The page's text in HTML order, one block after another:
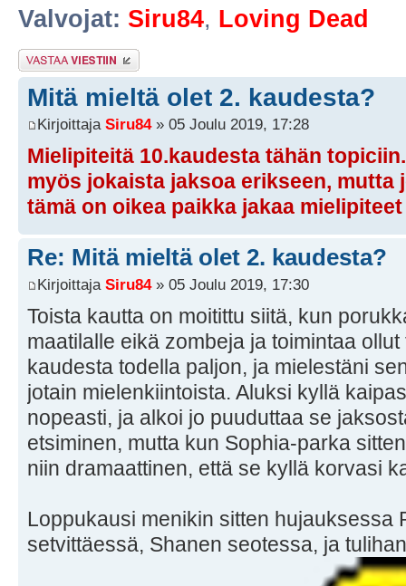
Valvojat: Siru84, Loving Dead
Lähetä vastaus
Mitä mieltä olet 2. kaudesta?
Kirjoittaja Siru84» 05 Joulu 2019, 17:28
Mielipiteitä 10.kaudesta tähän
myös jokaista jaksoa erikseen, mutta
tämä on oikea paikka jakaa
Re: Mitä mieltä olet 2. kaudesta?
Kirjoittaja Siru84» 05 Joulu 2019, 17:30
Toista kautta on moitittu siitä, kun
maatilalle eikä zombeja ja toimintaa
kaudesta todella paljon, ja mielestäni
jotain mielenkiintoista. Aluksi kyllä
nopeasti, ja alkoi jo puuduttaa se
etsiminen, mutta kun Sophia-parka
niin dramaattinen, että se kyllä korvasi
Loppukausi menikin sitten hujauksessa
setvittäessä, Shanen seotessa, ja